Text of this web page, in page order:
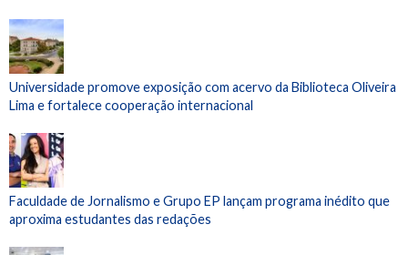
Universidade promove exposição com acervo da Biblioteca Oliveira
Lima e fortalece cooperação internacional
Faculdade de Jornalismo e Grupo EP lançam programa inédito que
aproxima estudantes das redações